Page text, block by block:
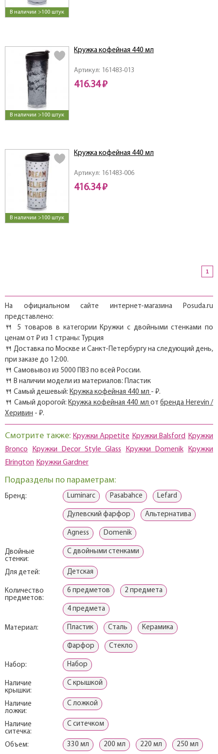
В наличии >100 штук
В наличии >100 штук
Артикул: 161483-013
Кружка кофейная 440 мл
416.34 ₽
В наличии >100 штук
Артикул: 161483-006
Кружка кофейная 440 мл
416.34 ₽
1
На официальном сайте интернет-магазина Posuda.ru
представлено:
🍴 5 товаров в категории Кружки с двойными стенками по
ценам от ₽ из 1 страны: Турция
🍴 Доставка по Москве и Санкт-Петербургу на следующий день,
при заказе до 12:00.
🍴 Самовывоз из 5000 ПВЗ по всей России.
🍴 В наличии модели из материалов: Пластик
🍴 Самый дешевый: Кружка кофейная 440 мл - ₽.
🍴 Самый дорогой:Кружка кофейная 440 мл отбренда Herevin /
Херивин - ₽.
Смотрите также: Кружки Appetite Кружки Balsford Кружки
Bronco
Кружки Decor Style Glass Кружки Domenik
Кружки
Elrington Кружки Gardner
Подразделы по параметрам:
Бренд: Luminarc Pasabahce Lefard
Дулевский фарфор Альтернатива
Agness Domenik
Двойные
стенки:
С двойными стенками
Для детей: Детская
Количество
предметов:
6 предметов 2 предмета
4 предмета
Материал: Пластик Сталь Керамика
Фарфор Стекло
Набор: Набор
Наличие
крышки:
С крышкой
Наличие
ложки:
С ложкой
Наличие
ситечка:
С ситечком
Объем: 330 мл 200 мл 220 мл 250 мл